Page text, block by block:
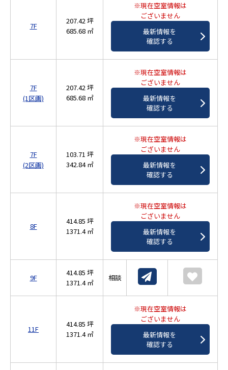
7F
207.42 坪
685.68 ㎡
※現在空室情報は
ございません
最新情報を
確認する
7F
(1区画)
207.42 坪
685.68 ㎡
※現在空室情報は
ございません
最新情報を
確認する
7F
(2区画)
103.71 坪
342.84 ㎡
※現在空室情報は
ございません
最新情報を
確認する
8F
414.85 坪
1371.4 ㎡
※現在空室情報は
ございません
最新情報を
確認する
9F
414.85 坪
1371.4 ㎡
相談
11F
414.85 坪
1371.4 ㎡
※現在空室情報は
ございません
最新情報を
確認する